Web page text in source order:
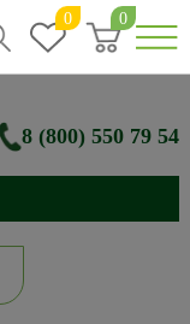
0 0
8 (800) 550 79 54